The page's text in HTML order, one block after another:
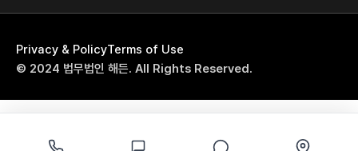
민과 주차 문제로 언쟁을 벌이던 중 감정이 격해져 자신의 집
원심판결유지
해든 퀵 메뉴